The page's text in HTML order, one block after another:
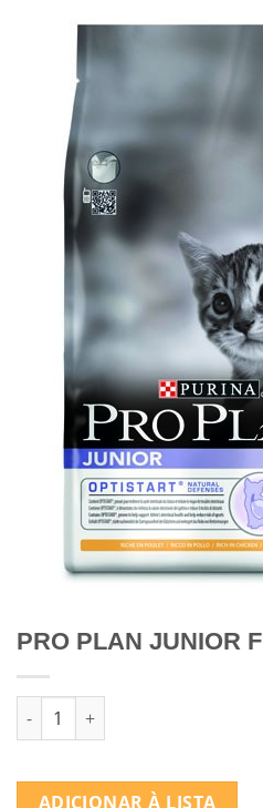
PRO PLAN JUNIOR
Quantidade de PRO PLAN
ADICIONAR À LISTA